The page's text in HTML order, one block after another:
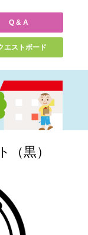
Q & A
エストボード
黒）